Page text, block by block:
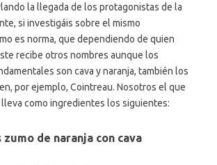
la llegada de los protagonistas de la
si investigáis sobre el mismo
es norma, que dependiendo de quien
recibe otros nombres aunque los
son cava y naranja, también los
por ejemplo, Cointreau. Nosotros el que
como ingredientes los siguientes:
de naranja con cava